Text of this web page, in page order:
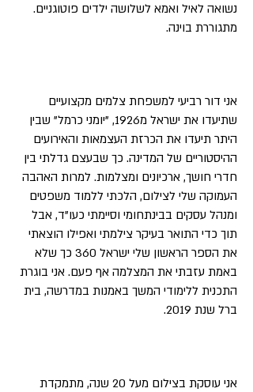
נשואה לאיל ואמא לשלושה ילדים פוטוגניים.
מתגוררת בוינה.
אני דור רביעי למשפחת צלמים מקצועיים
שתיעדו את ישראל מ1926, "יומני כרמל" שבין
היתר תיעדו את הכרזת העצמאות והאירועים
ההיסטוריים של המדינה. כך שבעצם גדלתי בין
חדרי חושך, ארכיונים ומצלמות. למרות האהבה
העמוקה שלי לצילום, הלכתי ללמוד משפטים
ומנהל עסקים בבינתחומי וסיימתי כעו"ד, אבל
תוך כדי התואר בעיקר צילמתי ואפילו הוצאתי
את הספר הראשון שלי ישראל 360 כך שלא
באמת עזבתי את המצלמה אף פעם. אני בוגרת
התכנית ללימודי המשך באמנות במדרשה, בית
ברל שנת 2019.
אני עוסקת בצילום מעל 20 שנה, מתמקדת